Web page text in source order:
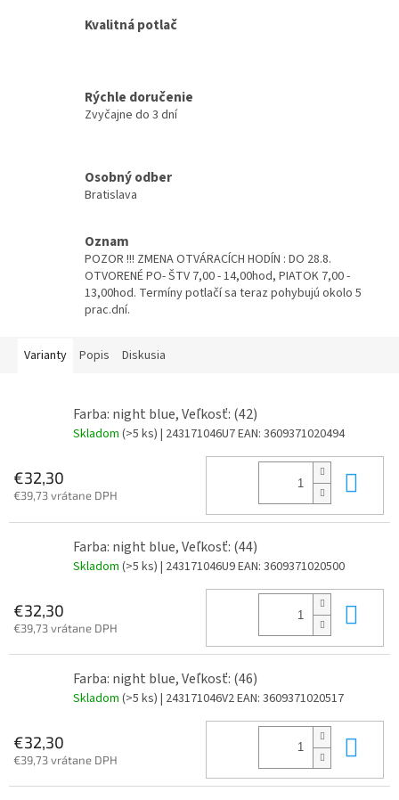
Kvalitná potlač
Rýchle doručenie
Zvyčajne do 3 dní
Osobný odber
Bratislava
Oznam
POZOR !!! ZMENA OTVÁRACÍCH HODÍN : DO 28.8.
OTVORENÉ PO- ŠTV 7,00 - 14,00hod, PIATOK 7,00 -
13,00hod. Termíny potlačí sa teraz pohybujú okolo 5
prac.dní.
Varianty Popis Diskusia
Farba: night blue, Veľkosť: (42)
Skladom (>5 ks) | 243171046U7EAN: 3609371020494
€32,30
€39,73 vrátane DPH
Farba: night blue, Veľkosť: (44)
Skladom (>5 ks) | 243171046U9EAN: 3609371020500
€32,30
€39,73 vrátane DPH
Farba: night blue, Veľkosť: (46)
Skladom (>5 ks) | 243171046V2EAN: 3609371020517
€32,30
€39,73 vrátane DPH